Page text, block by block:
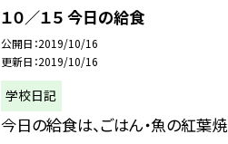
１０／１５ 今日の給食
公開日 2019/10/16
更新日 2019/10/16
学校日記
今日の給食は、ごはん・魚の紅葉焼